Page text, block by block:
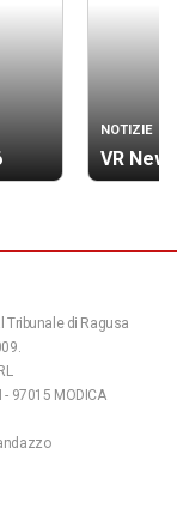
NOTIZIE
VR
Tribunale di Ragusa
- 97015 MODICA